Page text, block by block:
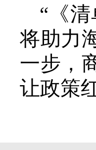
“《
将助力
一步，
让政策